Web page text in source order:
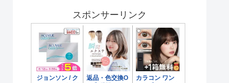
スポンサーリンク